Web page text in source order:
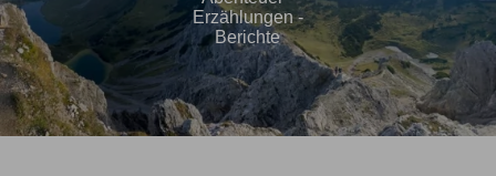
Shop
Erzählungen -
Berichte